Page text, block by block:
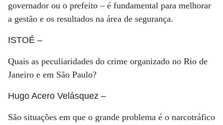
governador ou o prefeito – é fundamental para melhorar
a gestão e os resultados na área de segurança.
ISTOÉ –
Quais as peculiaridades do crime organizado no Rio de
Janeiro e em São Paulo?
Hugo Acero Velásquez –
São situações em que o grande problema é o narcotráfico